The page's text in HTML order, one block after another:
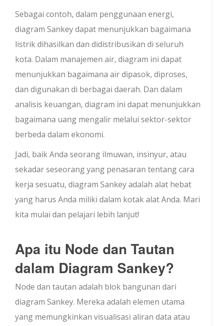
Sebagai contoh, dalam penggunaan energi,
diagram Sankey dapat menunjukkan bagaimana
listrik dihasilkan dan didistribusikan di seluruh
kota. Dalam manajemen air, diagram ini dapat
menunjukkan bagaimana air dipasok, diproses,
dan digunakan di berbagai daerah. Dan dalam
analisis keuangan, diagram ini dapat menunjukkan
bagaimana uang mengalir melalui sektor-sektor
berbeda dalam ekonomi.
Jadi, baik Anda seorang ilmuwan, insinyur, atau
sekadar seseorang yang penasaran tentang cara
kerja sesuatu, diagram Sankey adalah alat hebat
yang harus Anda miliki dalam kotak alat Anda. Mari
kita mulai dan pelajari lebih lanjut!
Apa itu Node dan Tautan
dalam Diagram Sankey?
Node dan tautan adalah blok bangunan dari
diagram Sankey. Mereka adalah elemen utama
yang memungkinkan visualisasi aliran data atau